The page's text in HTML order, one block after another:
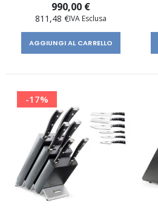
990,00 €
811,48 €
AGGIUNGI AL CARRELLO
-17%